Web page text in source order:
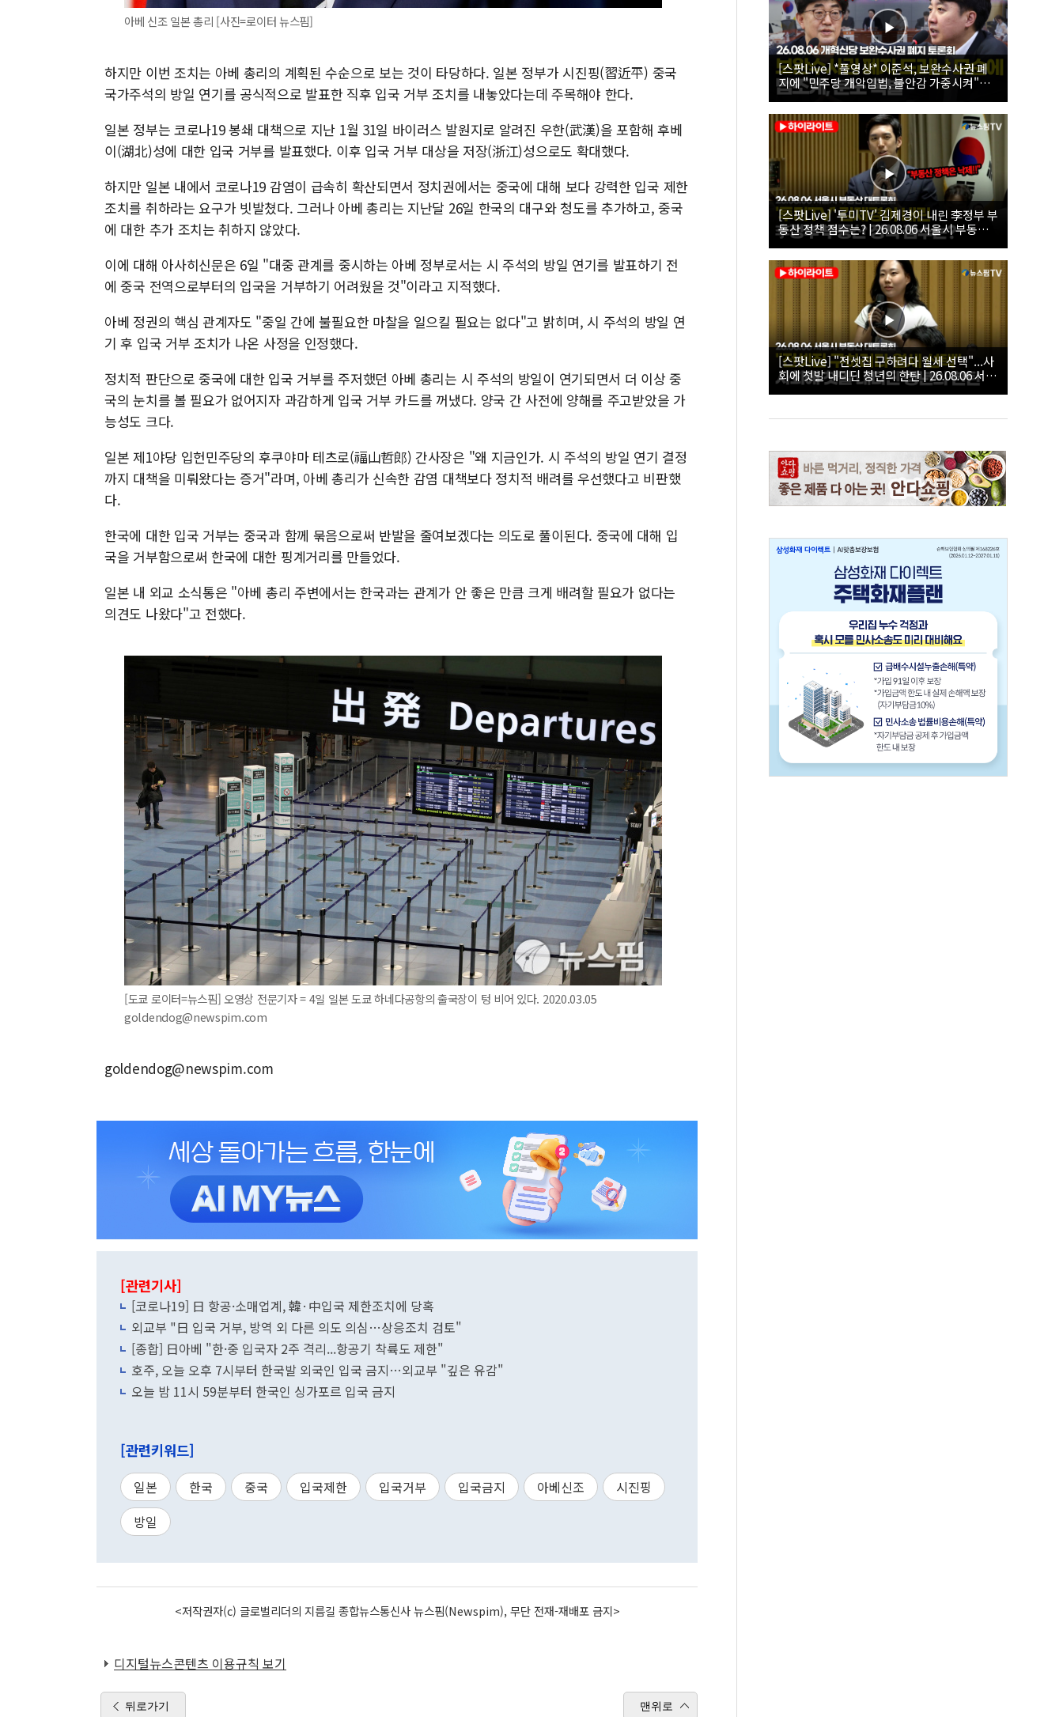
아베 신조 일본 총리 [사진=로이터 뉴스핌]
하지만 이번 조치는 아베 총리의 계획된 수순으로 보는 것이 타당하다. 일본 정부가 시진핑(習近平) 중국
국가주석의 방일 연기를 공식적으로 발표한 직후 입국 거부 조치를 내놓았다는데 주목해야 한다.
일본 정부는 코로나19 봉쇄 대책으로 지난 1월 31일 바이러스 발원지로 알려진 우한(武漢)을 포함해 후베
이(湖北)성에 대한 입국 거부를 발표했다. 이후 입국 거부 대상을 저장(浙江)성으로도 확대했다.
하지만 일본 내에서 코로나19 감염이 급속히 확산되면서 정치권에서는 중국에 대해 보다 강력한 입국 제한
조치를 취하라는 요구가 빗발쳤다. 그러나 아베 총리는 지난달 26일 한국의 대구와 청도를 추가하고, 중국
에 대한 추가 조치는 취하지 않았다.
이에 대해 아사히신문은 6일 "대중 관계를 중시하는 아베 정부로서는 시 주석의 방일 연기를 발표하기 전
에 중국 전역으로부터의 입국을 거부하기 어려웠을 것"이라고 지적했다.
아베 정권의 핵심 관계자도 "중일 간에 불필요한 마찰을 일으킬 필요는 없다"고 밝히며, 시 주석의 방일 연
기 후 입국 거부 조치가 나온 사정을 인정했다.
정치적 판단으로 중국에 대한 입국 거부를 주저했던 아베 총리는 시 주석의 방일이 연기되면서 더 이상 중
국의 눈치를 볼 필요가 없어지자 과감하게 입국 거부 카드를 꺼냈다. 양국 간 사전에 양해를 주고받았을 가
능성도 크다.
일본 제1야당 입헌민주당의 후쿠야마 테츠로(福山哲郎) 간사장은 "왜 지금인가. 시 주석의 방일 연기 결정
까지 대책을 미뤄왔다는 증거"라며, 아베 총리가 신속한 감염 대책보다 정치적 배려를 우선했다고 비판했
다.
한국에 대한 입국 거부는 중국과 함께 묶음으로써 반발을 줄여보겠다는 의도로 풀이된다. 중국에 대해 입
국을 거부함으로써 한국에 대한 핑계거리를 만들었다.
일본 내 외교 소식통은 "아베 총리 주변에서는 한국과는 관계가 안 좋은 만큼 크게 배려할 필요가 없다는
의견도 나왔다"고 전했다.
[도쿄 로이터=뉴스핌] 오영상 전문기자 = 4일 일본 도쿄 하네다공항의 출국장이 텅 비어 있다. 2020.03.05
goldendog@newspim.com
goldendog@newspim.com
[관련기사]
[코로나19] 日 항공·소매업계, 韓·中입국 제한조치에 당혹
외교부 "日 입국 거부, 방역 외 다른 의도 의심…상응조치 검토"
[종합] 日아베 "한·중 입국자 2주 격리...항공기 착륙도 제한"
호주, 오늘 오후 7시부터 한국발 외국인 입국 금지…외교부 "깊은 유감"
오늘 밤 11시 59분부터 한국인 싱가포르 입국 금지
[관련키워드]
일본 한국 중국 입국제한 입국거부 입국금지 아베신조
시진핑
방일
<저작권자(c) 글로벌리더의 지름길 종합뉴스통신사 뉴스핌(Newspim), 무단 전재-재배포 금지>
디지털뉴스콘텐츠 이용규칙 보기
뒤로가기 맨위로
[스팟Live] *풀영상* 이준석, 보완수사권 폐
지에 "민주당 개악입법, 불안감 가중시켜"｜
26.08.06 개혁신당 보완수사권 폐지 토론회
[스팟Live] '투미TV' 김제경이 내린 李정부 부
동산 정책 점수는? | 26.08.06 서울시 부동산
대토론회
[스팟Live] "전셋집 구하려다 월세 선택"...사
회에 첫발 내디딘 청년의 한탄 | 26.08.06 서울
시 부동산 대토론회